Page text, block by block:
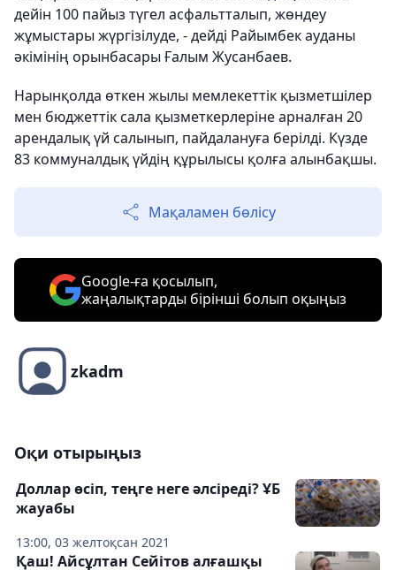
дейін 100 пайыз түгел асфальтталып, жөндеу
жұмыстары жүргізілуде, - дейді Райымбек ауданы
әкімінің орынбасары Ғалым Жусанбаев.
Нарынқолда өткен жылы мемлекеттік қызметшілер
мен бюджеттік сала қызметкерлеріне арналған 20
арендалық үй салынып, пайдалануға берілді. Күзде
83 коммуналдық үйдің құрылысы қолға алынбақшы.
Мақаламен бөлісу
Google-ға қосылып,
жаңалықтарды бірінші болып оқыңыз
zkadm
Оқи отырыңыз
13:00, 03 желтоқсан 2021
Доллар өсіп, теңге неге әлсіреді? ҰБ
жауабы
Қаш! Айсұлтан Сейітов алғашқы